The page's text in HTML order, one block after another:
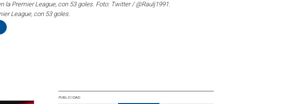
Premier League, con 53 goles. Foto: Twitter / @Raulj1991.
League, con 53 goles.
PUBLICIDAD